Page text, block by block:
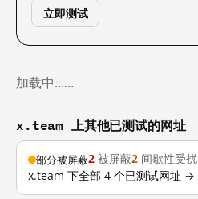
立即测试
加载中……
x.team 上其他已测试的网址
部分被屏蔽2 被屏蔽2 间歇性受扰
x.team 下全部 4 个已测试网址 →